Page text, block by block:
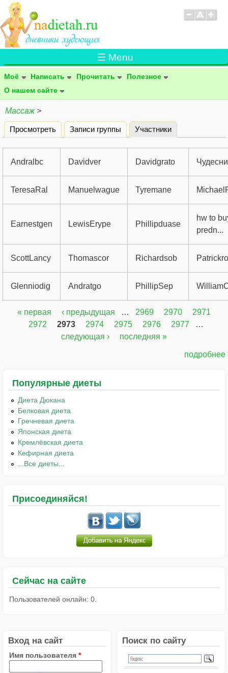
☰ Menu
Моё Написать Прочитать
Полезное
О нашем сайте
Массаж>
Главные вкладки
Просмотреть Записи группы Участники
Andralbc Davidver Davidgrato
TeresaRal Manuelwague Tyremane
Earnestgen LewisErype Phillipduase
hw to
predn...
ScottLancy Thomascor Richardsob
Glenniodig Andratgo PhillipSep
Страницы
« первая ‹ предыдущая … 2969 2970
2971
2972
2973 2974 2975 2976 2977
…
следующая ›
последняя »
подробнее
Популярные диеты
Диета Дюкана
Белковая диета
Гречневая диета
Японская диета
Кремлёвская диета
Кефирная диета
...Все диеты...
Присоединяйся!
Сейчас на сайте
Пользователей онлайн: 0.
Вход на сайт
Имя пользователя *
Поиск по сайту